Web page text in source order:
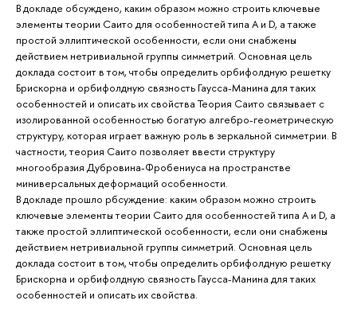
В докладе обсуждено, каким образом можно строить ключевые
элементы теории Саито для особенностей типа A и D, а также
простой эллиптической особенности, если они снабжены
действием нетривиальной группы симметрий. Основная цель
доклада состоит в том, чтобы определить орбифолдную решетку
Брискорна и орбифолдную связность Гаусса-Манина для таких
особенностей и описать их свойства Теория Саито связывает с
изолированной особенностью богатую алгебро-геометрическую
структуру, которая играет важную роль в зеркальной симметрии. В
частности, теория Саито позволяет ввести структуру
многообразия Дубровина-Фробениуса на пространстве
миниверсальных деформаций особенности.
В докладе прошло рбсуждение: каким образом можно строить
ключевые элементы теории Саито для особенностей типа A и D, а
также простой эллиптической особенности, если они снабжены
действием нетривиальной группы симметрий. Основная цель
доклада состоит в том, чтобы определить орбифолдную решетку
Брискорна и орбифолдную связность Гаусса-Манина для таких
особенностей и описать их свойства.